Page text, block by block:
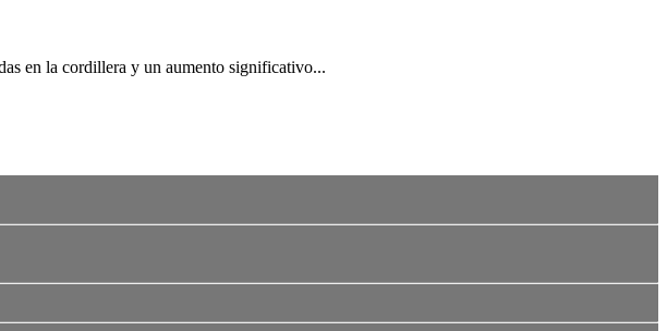
en la cordillera y un aumento significativo...